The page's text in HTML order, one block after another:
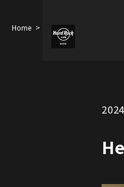
Home Hello, October!!! It’s